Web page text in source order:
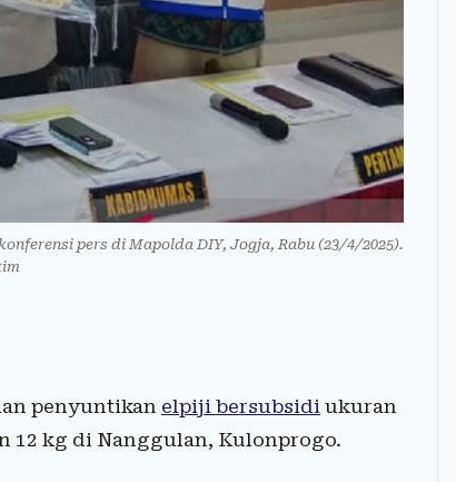
pers di Mapolda DIY, Jogja, Rabu (23/4/2025).
penyuntikan elpiji bersubsidi ukuran
12 kg di Nanggulan, Kulonprogo.